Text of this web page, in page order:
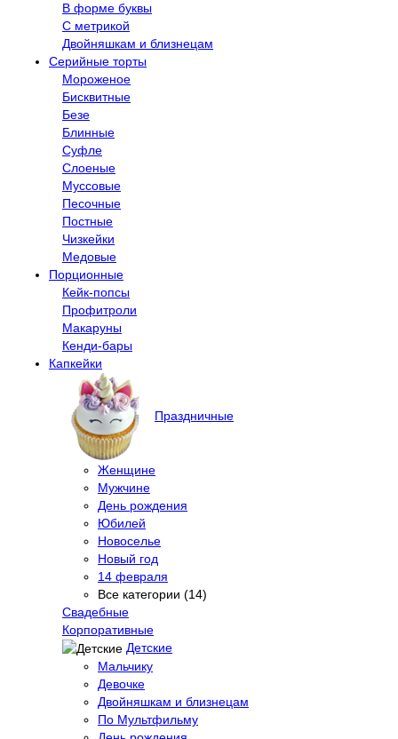
В форме буквы
С метрикой
Двойняшкам и близнецам
Серийные торты
Мороженое
Бисквитные
Безе
Блинные
Суфле
Слоеные
Муссовые
Песочные
Постные
Чизкейки
Медовые
Порционные
Кейк-попсы
Профитроли
Макаруны
Кенди-бары
Капкейки
Праздничные
Женщине
Мужчине
День рождения
Юбилей
Новоселье
Новый год
14 февраля
Все категории (14)
Свадебные
Корпоративные
Детские
Мальчику
Девочке
Двойняшкам и близнецам
По Мультфильму